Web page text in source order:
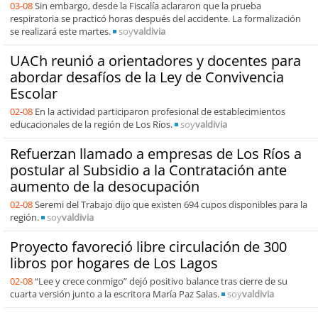
03-08Sin embargo, desde la Fiscalía aclararon que la prueba
respiratoria se practicó horas después del accidente. La formalización
se realizará este martes.
soyvaldivia
UACh reunió a orientadores y docentes para
abordar desafíos de la Ley de Convivencia
Escolar
02-08 En la actividad participaron profesional de establecimientos
educacionales de la región de Los Ríos.
soyvaldivia
Refuerzan llamado a empresas de Los Ríos a
postular al Subsidio a la Contratación ante
aumento de la desocupación
02-08Seremi del Trabajo dijo que existen 694 cupos disponibles para la
región.
soyvaldivia
Proyecto favoreció libre circulación de 300
libros por hogares de Los Lagos
02-08“Lee y crece conmigo” dejó positivo balance tras cierre de su
cuarta versión junto a la escritora María Paz Salas.
soyvaldivia